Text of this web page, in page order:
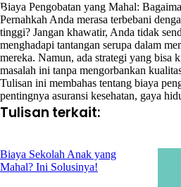
Biaya Pengobatan yang Mahal:
Pernahkah Anda merasa terbebani
tinggi? Jangan khawatir, Anda tidak
menghadapi tantangan serupa dalam
mereka. Namun, ada strategi yang bisa
masalah ini tanpa mengorbankan
Tulisan ini membahas tentang biaya
pentingnya asuransi kesehatan, gaya
Tulisan terkait:
Biaya Sekolah Anak yang
Mahal? Ini Solusinya!